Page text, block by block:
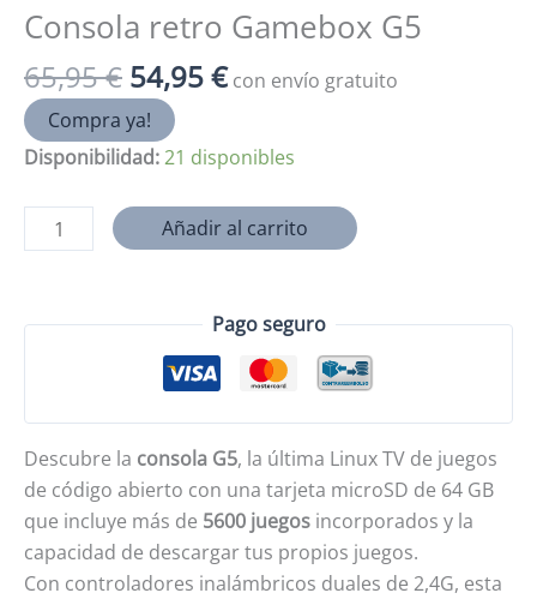
Consola retro Gamebox G5
65,95€ El
precio
original
era:
65,95 €.
54,95€El
es:
54,95 €.
con envío gratuito
Compra ya!
Disponibilidad:21 disponibles
Consola
retro
Añadir al carrito
Pago seguro
Descubre la consola G5, la última Linux TV de juegos
de código abierto con una tarjeta microSD de 64 GB
que incluye más de 5600 juegos incorporados y la
capacidad de descargar tus propios juegos.
Con controladores inalámbricos duales de 2,4G, esta